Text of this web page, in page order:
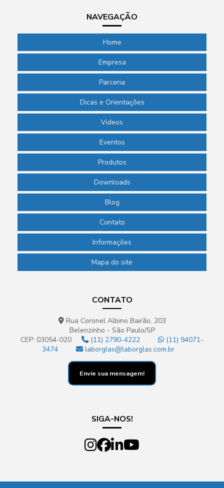
NAVEGAÇÃO
Home
Empresa
Parceria
Dicas e Orientações
Videos
Eventos
Produtos
Downloads
Blog
Contato
Informações
Mapa do site
CONTATO
Rua Coronel Albino Bairão, 203
Belenzinho - São Paulo/SP
CEP: 03054-020
(11) 2790-4222
(11) 94071-
3474
laborglas@laborglas.com.br
Envie sua mensagem!
SIGA-NOS!